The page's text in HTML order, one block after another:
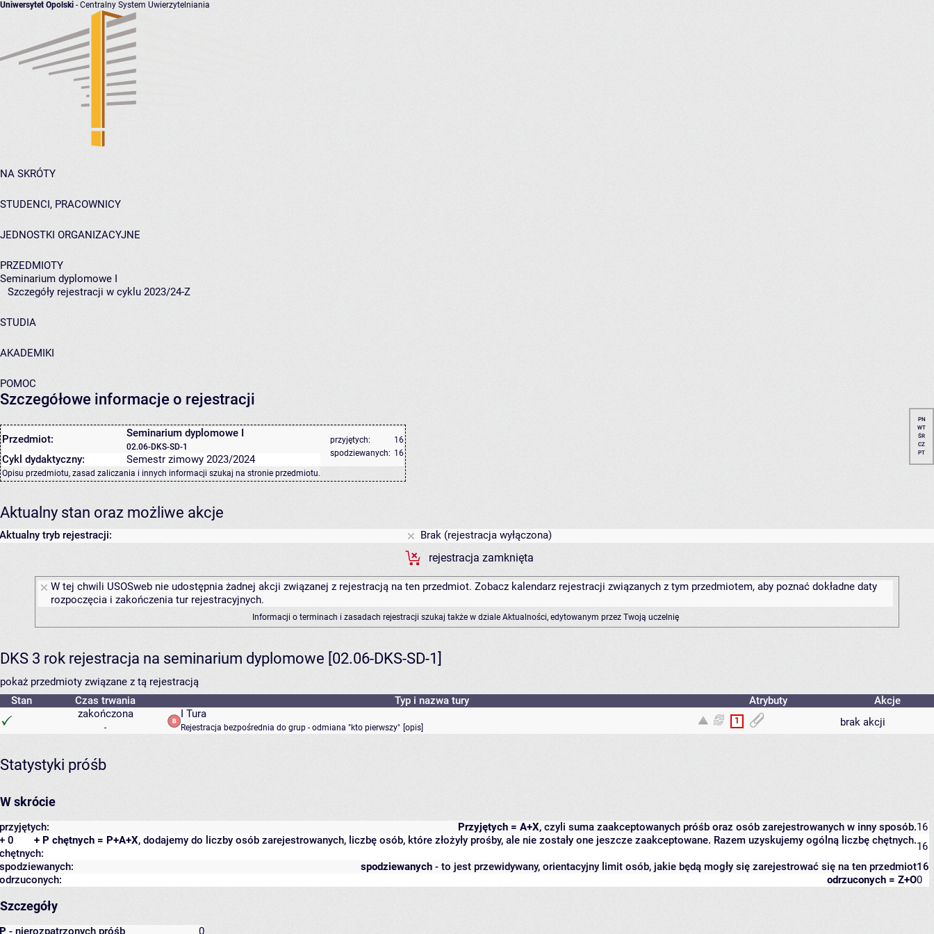
Uniwersytet Opolski - Centralny System Uwierzytelniania
NA SKRÓTY
STUDENCI, PRACOWNICY
JEDNOSTKI ORGANIZACYJNE
PRZEDMIOTY
Seminarium dyplomowe I
Szczegóły rejestracji w cyklu 2023/24-Z
STUDIA
AKADEMIKI
POMOC
Szczegółowe informacje o rejestracji
Przedmiot: Seminarium dyplomowe I
02.06-DKS-SD-1
przyjętych:
16
spodziewanych: 16
Cykl dydaktyczny: Semestr zimowy 2023/2024
Opisu przedmiotu, zasad zaliczania i innych informacji szukaj na stronie przedmiotu.
PN
WT
ŚR
CZ
PT
Aktualny stan oraz możliwe akcje
Aktualny tryb rejestracji:
Brak (rejestracja wyłączona)
rejestracja zamknięta
W tej chwili USOSweb nie udostępnia żadnej akcji związanej z rejestracją na ten przedmiot. Zobacz kalendarz rejestracji związanych z tym przedmiotem, aby poznać dokładne daty
rozpoczęcia i zakończenia tur rejestracyjnych.
Informacji o terminach i zasadach rejestracji szukaj także w dziale Aktualności, edytowanym przez Twoją uczelnię
DKS 3 rok rejestracja na seminarium dyplomowe [02.06-DKS-SD-1]
pokaż przedmioty związane z tą rejestracją
Stan
Czas trwania Typ i nazwa tury Atrybuty
Akcje
zakończona
-
I Tura
Rejestracja bezpośrednia do grup - odmiana "kto pierwszy" opis
1 brak akcji
Statystyki próśb
W skrócie
Przyjętych = A+X, czyli suma zaakceptowanych próśb oraz osób zarejestrowanych w inny sposób.
przyjętych:
16
+ P chętnych = P+A+X, dodajemy do liczby osób zarejestrowanych, liczbę osób, które złożyły prośby, ale nie zostały one jeszcze zaakceptowane. Razem uzyskujemy ogólną liczbę chętnych.
+ 0
chętnych:
16
spodziewanych - to jest przewidywany, orientacyjny limit osób, jakie będą mogły się zarejestrować się na ten przedmiot
spodziewanych:
16
odrzuconych = Z+O
odrzuconych: 0
Szczegóły
P - nierozpatrzonych próśb 0